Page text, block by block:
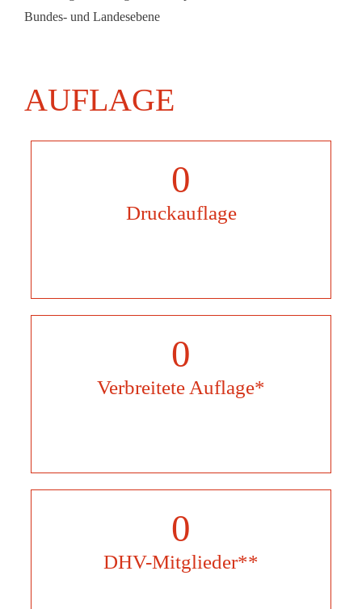
Bundes- und Landesebene
AUFLAGE
0
Druckauflage
0
Verbreitete Auflage*
0
DHV-Mitglieder**